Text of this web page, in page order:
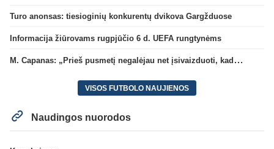
Turo anonsas: tiesioginių konkurentų dvikova Gargžduose
Informacija žiūrovams rugpjūčio 6 d. UEFA rungtynėms
M. Capanas: „Prieš pusmetį negalėjau net įsivaizduoti, kad žaisime prieš „Hajduk“
VISOS FUTBOLO NAUJIENOS
Naudingos nuorodos